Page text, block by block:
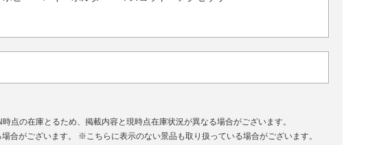
点の在庫とるため、掲載内容と現時点在庫状況が異なる場合がございます。
合がございます。
※こちらに表示のない景品も取り扱っている場合がございます。